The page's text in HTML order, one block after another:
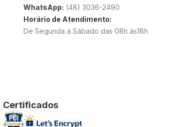
WhatsApp: (48) 3036-2490
Horário de Atendimento:
De Segunda a Sábado das 08h às18h
Certificados